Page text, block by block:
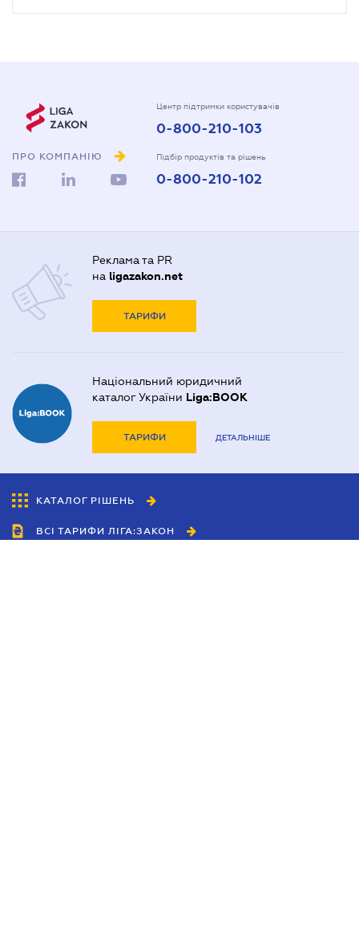
ПРО КОМПАНІЮ
Центр підтримки користувачів
0-800-210-103
Підбір продуктів та рішень
0-800-210-102
Реклама та PR
на ligazakon.net
ТАРИФИ
Національний юридичний
каталог України Liga:BOOK
ТАРИФИ ДЕТАЛЬНІШЕ
КАТАЛОГ РІШЕНЬ
ВСІ ТАРИФИ ЛІГА:ЗАКОН